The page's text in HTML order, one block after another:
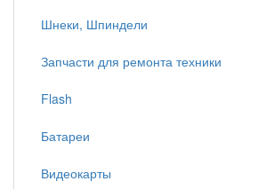
Шнеки, Шпиндели
Запчасти для ремонта техники
Flash
Батареи
Видеокарты